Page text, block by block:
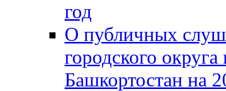
год
О публичных
городского
Башкортостан на